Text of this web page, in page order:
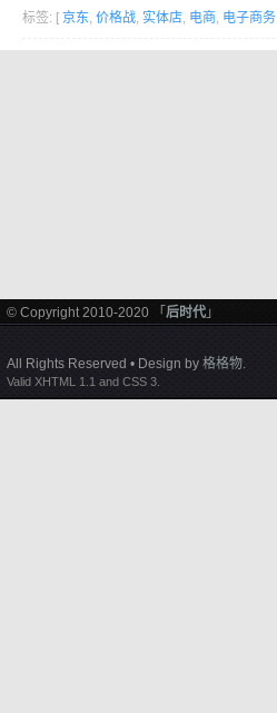
标签: [ 京东, 价格战, 实体店, 电商, 电子商务
© Copyright 2010-2020 「 后时代 」
All Rights Reserved • Design by 格格物.
Valid XHTML 1.1 and CSS 3.